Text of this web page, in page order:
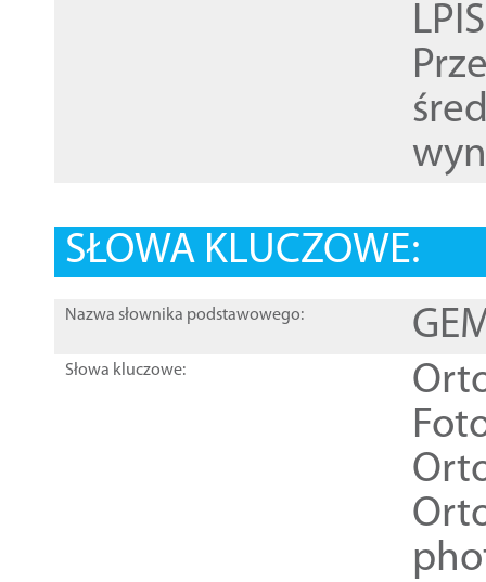
SŁOWA KLUCZOWE:
Nazwa słownika podstawowego:
Słowa kluczowe: